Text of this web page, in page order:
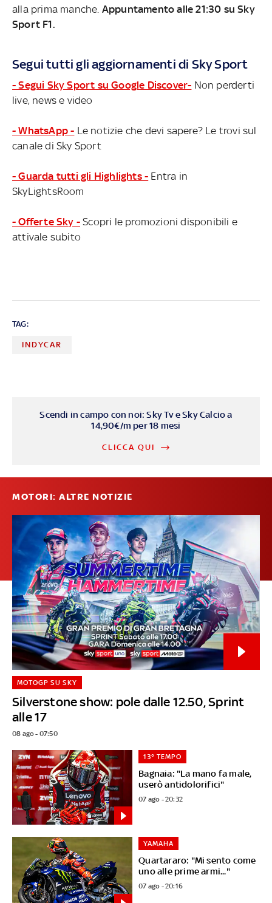
alla prima manche. Appuntamento alle 21:30 su Sky
Sport F1.
Segui tutti gli aggiornamenti di Sky Sport
- Segui Sky Sport su Google Discover- Non perderti
live, news e video
- WhatsApp - Le notizie che devi sapere? Le trovi sul
canale di Sky Sport
- Guarda tutti gli Highlights - Entra in
SkyLightsRoom
- Offerte Sky - Scopri le promozioni disponibili e
attivale subito
TAG:
INDYCAR
Scendi in campo con noi: Sky Tv e Sky Calcio a
14,90€/m per 18 mesi
CLICCA QUI
MOTORI: ALTRE NOTIZIE
Silverstone show: pole dalle 12.50, Sprint
alle 17
MOTOGP SU SKY
08 ago - 07:50
Bagnaia: "La mano fa male,
userò antidolorifici"
13° TEMPO
07 ago - 20:32
Quartararo: "Mi sento come
uno alle prime armi..."
YAMAHA
07 ago - 20:16